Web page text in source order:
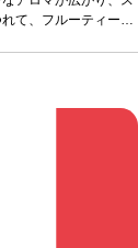
て、フルーティーな